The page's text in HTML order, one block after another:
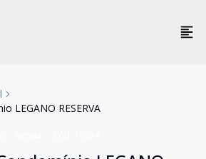
LEGANO RESERVA